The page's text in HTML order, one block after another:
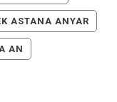
ASTANA ANYAR
AN